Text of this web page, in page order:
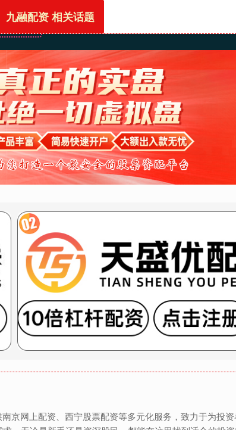
首页 九融配资配资技巧网站
京网上配资、西宁股票配资等多元化服务，致力于为投
九融配资 相关话题